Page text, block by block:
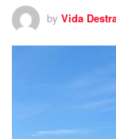
by Vida